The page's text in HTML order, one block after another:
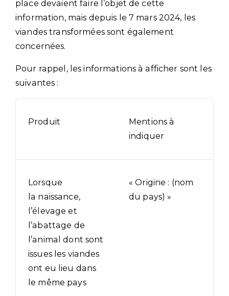
place devaient faire l’objet de cette
information, mais depuis le 7 mars 2024, les
viandes transformées sont également
concernées.
Pour rappel, les informations à afficher sont les
suivantes :
Produit
Mentions à
indiquer
Lorsque
la naissance,
l’élevage et
l’abattage de
l’animal dont sont
issues les viandes
ont eu lieu dans
le même pays
« Origine : (nom
du pays) »